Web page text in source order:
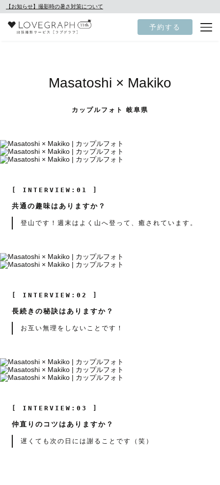
【お知らせ】撮影時の暑さ対策について
予約する
Masatoshi × Makiko
カップルフォト 岐阜県
[ INTERVIEW:01 ]
共通の趣味はありますか？
登山です！週末はよく山へ登って、癒されています。
[ INTERVIEW:02 ]
長続きの秘訣はありますか？
お互い無理をしないことです！
[ INTERVIEW:03 ]
仲直りのコツはありますか？
遅くても次の日には謝ることです（笑）